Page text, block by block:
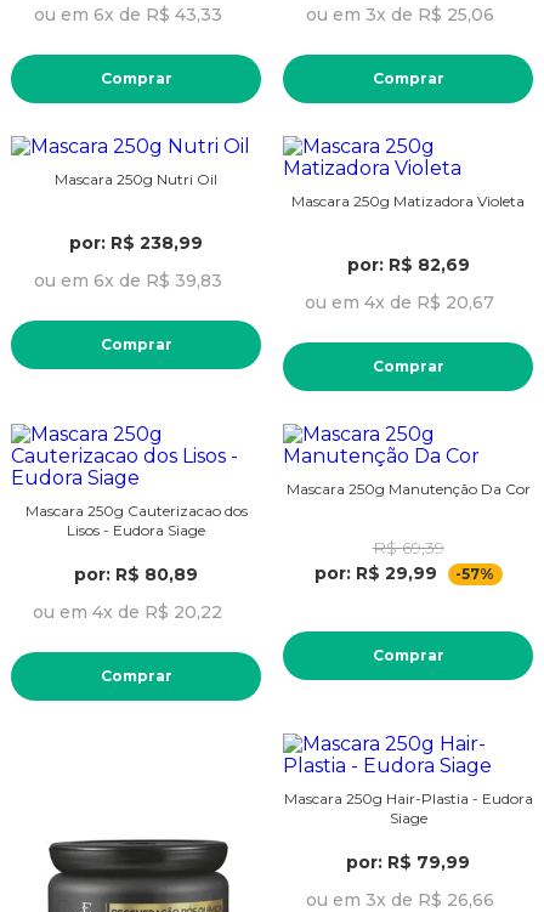
ou em 6x de R$ 43,33
Comprar
ou em 3x de R$ 25,06
Comprar
Mascara 250g Nutri Oil
por: R$ 238,99
ou em 6x de R$ 39,83
Comprar
Mascara 250g Matizadora Violeta
por: R$ 82,69
ou em 4x de R$ 20,67
Comprar
Mascara 250g Cauterizacao dos
Lisos - Eudora Siage
por: R$ 80,89
ou em 4x de R$ 20,22
Comprar
Mascara 250g Manutenção Da Cor
R$ 69,39
por: R$ 29,99
-57%
Comprar
Mascara 250g Hair-Plastia - Eudora
Siage
por: R$ 79,99
ou em 3x de R$ 26,66